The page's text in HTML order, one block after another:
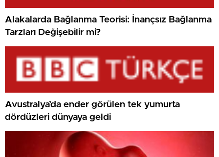
Alakalarda Bağlanma Teorisi: İnançsız Bağlanma
Tarzları Değişebilir mi?
Avustralya’da ender görülen tek yumurta
dördüzleri dünyaya geldi